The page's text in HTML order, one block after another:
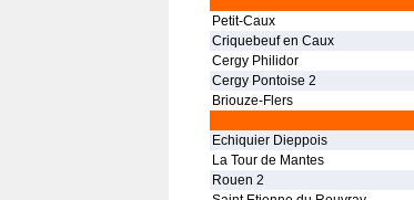
Petit-Caux
Criquebeuf en Caux
Cergy Philidor
Cergy Pontoise 2
Briouze-Flers
Echiquier Dieppois
La Tour de Mantes
Rouen 2